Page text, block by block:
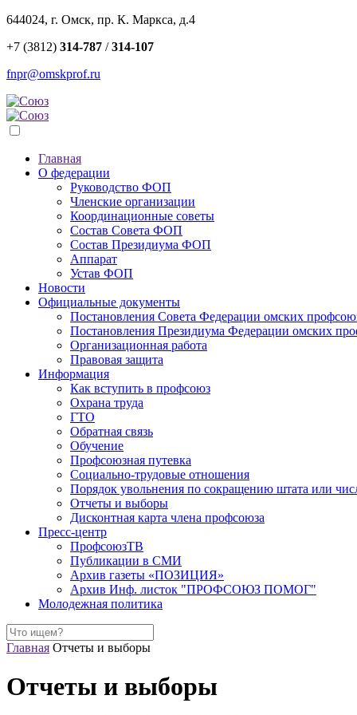
644024, г. Омск, пр. К. Маркса, д.4
+7 (3812) 314-787 /314-107
fnpr@omskprof.ru
Главная
О федерации
Руководство ФОП
Членские организации
Координационные советы
Состав Совета ФОП
Состав Президиума ФОП
Аппарат
Устав ФОП
Новости
Официальные документы
Постановления Совета Федерации омских
Постановления Президиума Федерации омских
Организационная работа
Правовая защита
Информация
Как вступить в профсоюз
Охрана труда
ГТО
Обратная связь
Обучение
Профсоюзная путевка
Социально-трудовые отношения
Порядок увольнения по сокращению штата или
Отчеты и выборы
Дисконтная карта члена профсоюза
Пресс-центр
ПрофсоюзТВ
Публикации в СМИ
Архив газеты «ПОЗИЦИЯ»
Архив Инф. листок "ПРОФСОЮЗ ПОМОГ"
Молодежная политика
Главная Отчеты и выборы
Отчеты и выборы